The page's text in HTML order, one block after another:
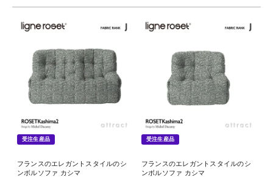
受注生産品
フランスのエレガントスタイルのシ
ンボルソファ カシマ
受注生産品
フランスのエレガントスタイルのシ
ンボルソファ カシマ